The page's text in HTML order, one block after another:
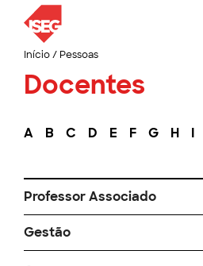
Início/ Pessoas
Docentes
A B C D E F G H I
Professor Associado
Gestão